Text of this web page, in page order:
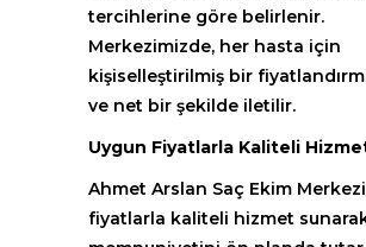
tercihlerine göre belirlenir.
Merkezimizde, her hasta için
kişiselleştirilmiş bir
ve net bir şekilde iletilir.
Uygun Fiyatlarla Kaliteli
Ahmet Arslan Saç Ekim
fiyatlarla kaliteli hizmet